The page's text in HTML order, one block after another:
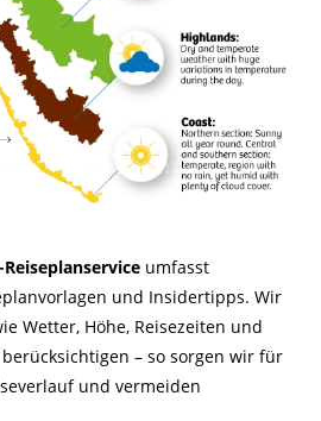
umfasst
und Insidertipps. Wir
Wetter, Höhe, Reisezeiten und
– so sorgen wir für
und vermeiden